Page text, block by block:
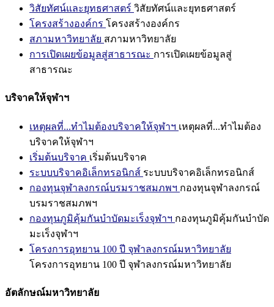
วิสัยทัศน์และยุทธศาสตร์ วิสัยทัศน์และยุทธศาสตร์
โครงสร้างองค์กร โครงสร้างองค์กร
สภามหาวิทยาลัย สภามหาวิทยาลัย
การเปิดเผยข้อมูลสู่สาธารณะ การเปิดเผยข้อมูลสู่
สาธารณะ
บริจาคให้จุฬาฯ
เหตุผลที่...ทำไมต้องบริจาคให้จุฬาฯ เหตุผลที่...ทำไมต้อง
บริจาคให้จุฬาฯ
เริ่มต้นบริจาค เริ่มต้นบริจาค
ระบบบริจาคอิเล็กทรอนิกส์ ระบบบริจาคอิเล็กทรอนิกส์
กองทุนจุฬาลงกรณ์บรมราชสมภพฯ กองทุนจุฬาลงกรณ์
บรมราชสมภพฯ
กองทุนภูมิคุ้มกันบำบัดมะเร็งจุฬาฯ กองทุนภูมิคุ้มกันบำบัด
มะเร็งจุฬาฯ
โครงการอุทยาน 100 ปี จุฬาลงกรณ์มหาวิทยาลัย
โครงการอุทยาน 100 ปี จุฬาลงกรณ์มหาวิทยาลัย
อัตลักษณ์มหาวิทยาลัย